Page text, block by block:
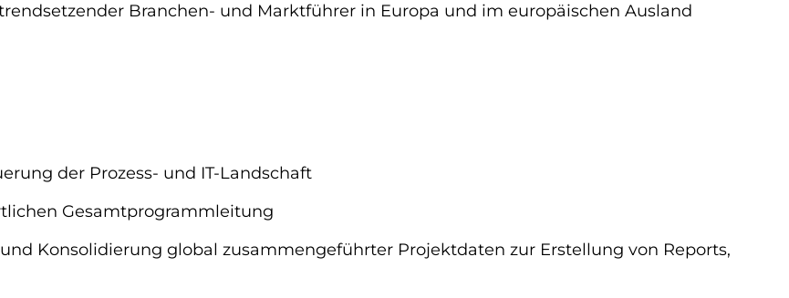
Branchen- und Marktführer in Europa und im europäischen Ausland
der Prozess- und IT-Landschaft
Gesamtprogrammleitung
Konsolidierung global zusammengeführter Projektdaten zur Erstellung von Reports,